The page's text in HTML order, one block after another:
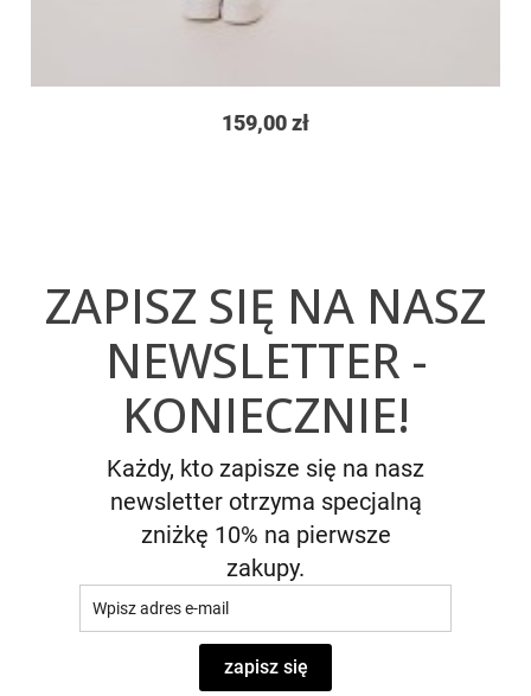
159,00 zł
ZAPISZ SIĘ NA NASZ
NEWSLETTER -
KONIECZNIE!
Każdy, kto zapisze się na nasz
newsletter otrzyma specjalną
zniżkę 10% na pierwsze
zakupy.
zapisz się